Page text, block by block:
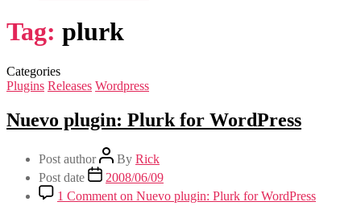
Tag: plurk
Categories
Plugins Releases Wordpress
Nuevo plugin: Plurk for WordPress
Post author By Rick
Post date
2008/06/09
1 Comment on Nuevo plugin: Plurk for WordPress